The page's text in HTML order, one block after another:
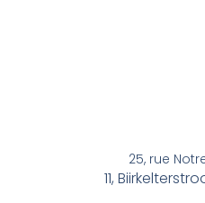
25, rue
11,